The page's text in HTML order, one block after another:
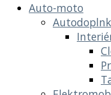
Auto-moto